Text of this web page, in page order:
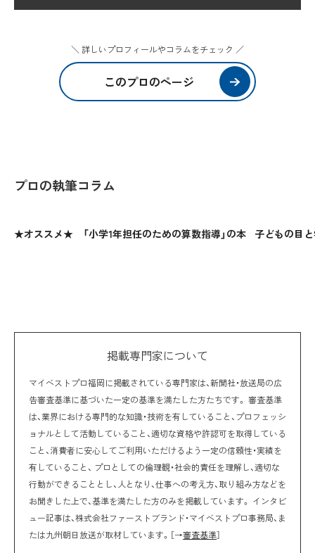
＼ 詳しいプロフィールやコラムをチェック ／
このプロのページ
プロの執筆コラム
★オススメ★ 「小学1年担任のための算数指導」の本 子どもの目
掲載専門家について
マイベストプロ福岡に掲載されている専門家は、新聞社・放送局の広
告審査基準に基づいた一定の基準を満たした方たちです。 審査基準
は、業界における専門的な知識・技術を有していること、プロフェッシ
ョナルとして活動していること、適切な資格や許認可を取得している
こと、消費者に安心してご利用いただけるよう一定の信頼性・実績を
有していること、 プロとしての倫理観・社会的責任を理解し、適切な
行動ができることとし、人となり、仕事への考え方、取り組み方などを
お聞きした上で、基準を満たした方のみを掲載しています。 インタビ
ュー記事は、株式会社ファーストブランド・マイベストプロ事務局、ま
たは九州朝日放送が取材しています。［→審査基準］